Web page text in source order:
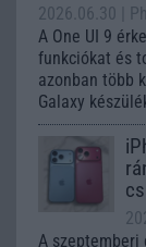
2026.06.30
|
A One UI 9
funkciókat és
azonban több
Galaxy
A szeptemberi